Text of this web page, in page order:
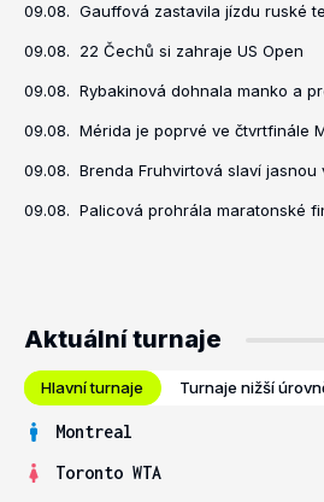
09.08. Gauffová zastavila jízdu ruské
09.08. 22 Čechů si zahraje US Open
09.08. Rybakinová dohnala manko a
09.08. Mérida je poprvé ve čtvrtfinále
09.08. Brenda Fruhvirtová slaví jasnou
09.08. Palicová prohrála maratonské
Aktuální turnaje
Hlavní turnaje Turnaje nižší
Montreal
Toronto WTA